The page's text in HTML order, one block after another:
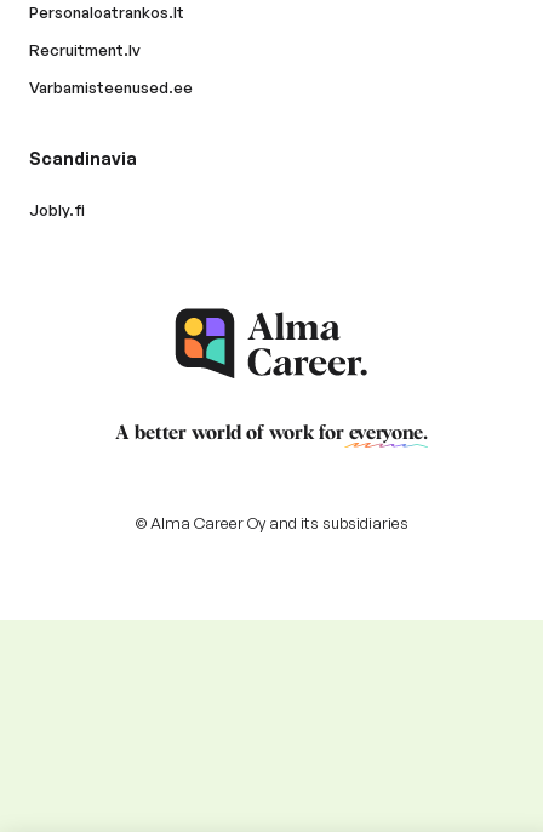
Personaloatrankos.lt
Recruitment.lv
Varbamisteenused.ee
Scandinavia
Jobly.fi
A better world of work for everyone.
© Alma Career Oy and its subsidiaries